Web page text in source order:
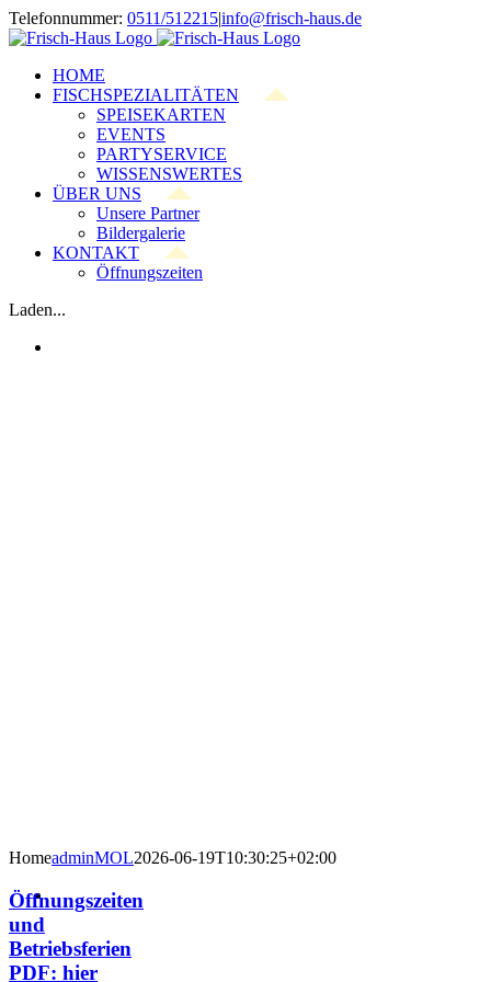
Zum
Inhalt
Telefonnummer: 0511/512215|info@frisch-haus.de
HOME
FISCHSPEZIALITÄTEN
SPEISEKARTEN
EVENTS
PARTYSERVICE
WISSENSWERTES
ÜBER UNS
Unsere Partner
Bildergalerie
KONTAKT
Öffnungszeiten
Laden...
HomeadminMOL2026-06-19T10:30:25+02:00
Öffnungszeiten
und
Betriebsferien
PDF: hier